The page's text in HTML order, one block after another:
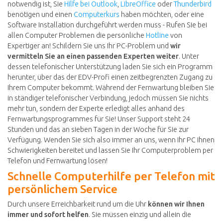
notwendig ist, Sie Hilfe bei Outlook LibreOffice oderThunderbird
benötigen und einen Computerkurs haben möchten, oder eine
Software Installation durchgeführt werden muss - Rufen Sie bei
allen Computer Problemen die persönliche Hotline von
Expertiger an! Schildern Sie uns Ihr PC-Problem und wir
vermitteln Sie an einen passenden Experten weiter. Unter
dessen telefonischer Unterstützung laden Sie sich ein Programm
herunter, über das der EDV-Profi einen zeitbegrenzten Zugang zu
Ihrem Computer bekommt. Während der Fernwartung bleiben Sie
in ständiger telefonischer Verbindung, jedoch müssen Sie nichts
mehr tun, sondern der Experte erledigt alles anhand des
Fernwartungsprogrammes für Sie! Unser Support steht 24
Stunden und das an sieben Tagen in der Woche für Sie zur
Verfügung. Wenden Sie sich also immer an uns, wenn Ihr PC Ihnen
Schwierigkeiten bereitet und lassen Sie Ihr Computerproblem per
Telefon und Fernwartung lösen!
Schnelle Computerhilfe per Telefon mit
persönlichem Service
Durch unsere Erreichbarkeit rund um die Uhr können wir Ihnen
immer und sofort helfen. Sie müssen einzig und allein die